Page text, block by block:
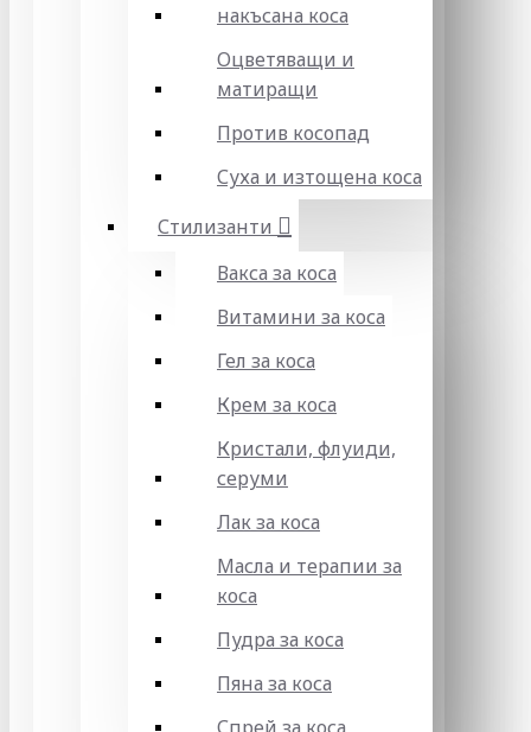
накъсана коса
Оцветяващи и
матиращи
Против косопад
Суха и изтощена коса
Стилизанти
Вакса за коса
Витамини за коса
Гел за коса
Крем за коса
Кристали, флуиди,
серуми
Лак за коса
Масла и терапии за
коса
Пудра за коса
Пяна за коса